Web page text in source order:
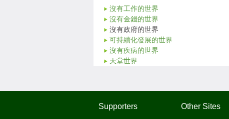
沒有工作的世界
沒有金錢的世界
沒有政府的世界
可持續化發展的世界
沒有疾病的世界
天堂世界
Supporters Other Sites